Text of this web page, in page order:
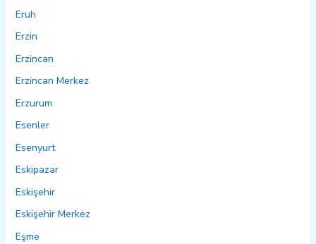
Eruh
Erzin
Erzincan
Erzincan Merkez
Erzurum
Esenler
Esenyurt
Eskipazar
Eskişehir
Eskişehir Merkez
Eşme